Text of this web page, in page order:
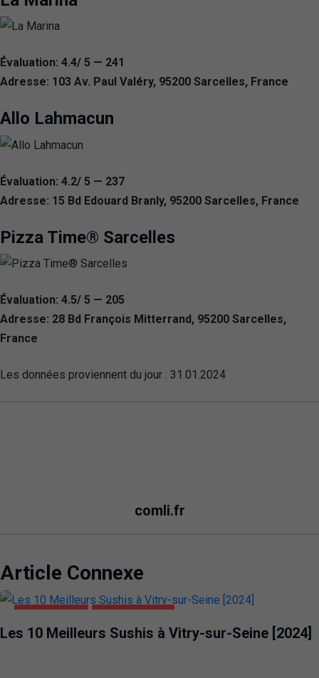
Évaluation: 4.4/ 5 — 241
Adresse: 103 Av. Paul Valéry, 95200 Sarcelles, France
Allo Lahmacun
Évaluation: 4.2/ 5 — 237
Adresse: 15 Bd Edouard Branly, 95200 Sarcelles, France
Pizza Time® Sarcelles
Évaluation: 4.5/ 5 — 205
Adresse: 28 Bd François Mitterrand, 95200 Sarcelles,
France
Les données proviennent du jour : 31.01.2024
comli.fr
Article Connexe
Les 10 Meilleurs Sushis à Vitry-sur-Seine [2024]